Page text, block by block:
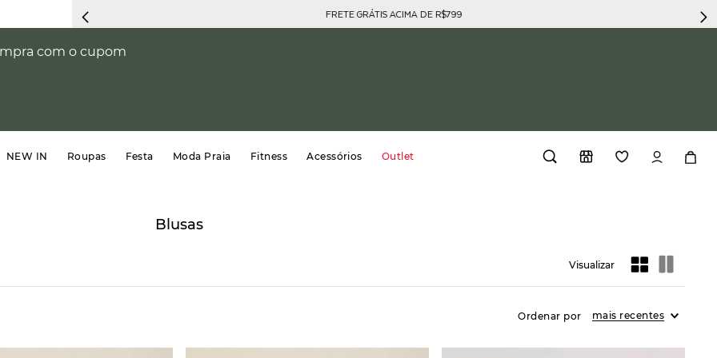
FRETE GRÁTIS ACIMA DE R$799
com o cupom
NEW IN Roupas Festa Moda Praia Fitness Acessórios Outlet
Blusas
mais recentes